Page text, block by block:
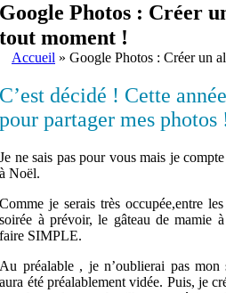
Google Photos : Créer
tout moment !
Accueil » Google Photos : Créer un
C’est décidé ! Cette
pour partager mes photos
Je ne sais pas pour vous mais je
à Noël.
Comme je serais très occupée,entre
soirée à prévoir, le gâteau de mamie
faire SIMPLE.
Au préalable , je n’oublierai pas
aura été préalablement vidée. Puis, je